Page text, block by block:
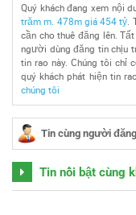
Quý khách đang xem nội
trăm m. 478m giá 454 tỷ
cần cho thuê đăng lên.
người dùng đăng tin chịu
tin rao này. Chúng tôi chỉ
quý khách phát hiện tin
chúng tôi
Tin cùng người
Tin nổi bật cùng